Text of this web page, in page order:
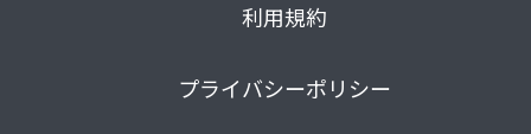
利用規約
プライバシーポリシー